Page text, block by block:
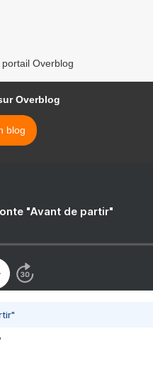
Overblog
Overblog
blog
"Avant de partir"